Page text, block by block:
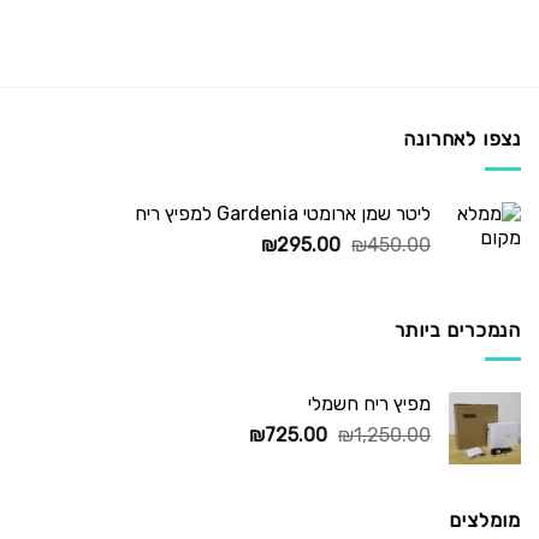
נצפו לאחרונה
ליטר שמן ארומטי Gardenia למפיץ ריח
₪450.00
המחיר
₪295.00
המחיר
הנמכרים ביותר
מפיץ ריח חשמלי
₪1,250.00
המחיר
₪725.00
המחיר
מומלצים